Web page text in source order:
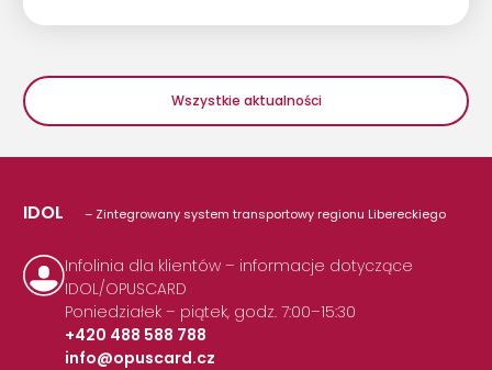
Wszystkie aktualności
IDOL – Zintegrowany system transportowy regionu Libereckiego
Infolinia dla klientów – informacje dotyczące
IDOL/OPUSCARD
Poniedziałek – piątek, godz. 7:00–15:30
+420 488 588 788
|
info@opuscard.cz